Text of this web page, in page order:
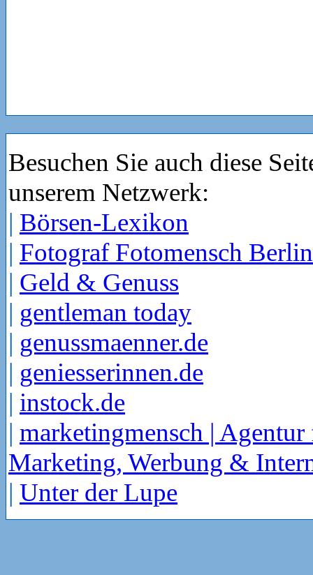
Besuchen Sie auch diese
unserem Netzwerk:
| Börsen-Lexikon
| Fotograf Fotomensch Berlin
| Geld & Genuss
| gentleman today
| genussmaenner.de
| geniesserinnen.de
| instock.de
| marketingmensch | Agentur
Marketing, Werbung &
| Unter der Lupe